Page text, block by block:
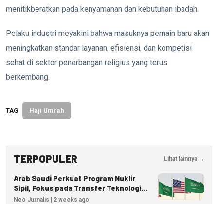
menitikberatkan pada kenyamanan dan kebutuhan ibadah.
Pelaku industri meyakini bahwa masuknya pemain baru akan
meningkatkan standar layanan, efisiensi, dan kompetisi
sehat di sektor penerbangan religius yang terus
berkembang.
TAG Haji Umrah
TERPOPULER Lihat lainnya →
Arab Saudi Perkuat Program Nuklir
Sipil, Fokus pada Transfer Teknologi
dan Kedaulatan Energi
Neo Jurnalis | 2 weeks ago